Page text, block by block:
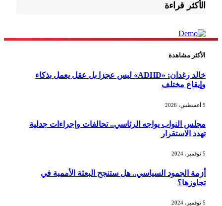
الأكثر قراءة
الأكثر مشاهدة
خالد رغدان: «ADHD» ليس عجزا بل عقل يعمل بذكاء
وإيقاع مختلف
مجلس النواب يواجه الرئاسي.. تحالفات وإجراءات جدلية
تهدد الاستقرار
أزمة الجمود السياسي.. هل ستنجح البعثة الأممية في
تجاوزها؟